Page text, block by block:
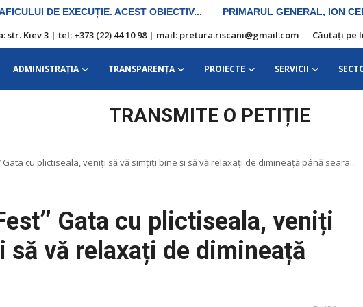
str. Kiev 3 | tel: +373 (22) 44 10 98 | mail: pretura.riscani@gmail.com Căutați pe
ADMINISTRAŢIA TRANSPARENȚA PROIECTE SERVICII
TRANSMITE O PETIȚIE
Gata cu plictiseala, veniți să vă simțiți bine și să vă relaxați de dimineață până seara...
Gata cu plictiseala, veniți
vă relaxați de dimineață